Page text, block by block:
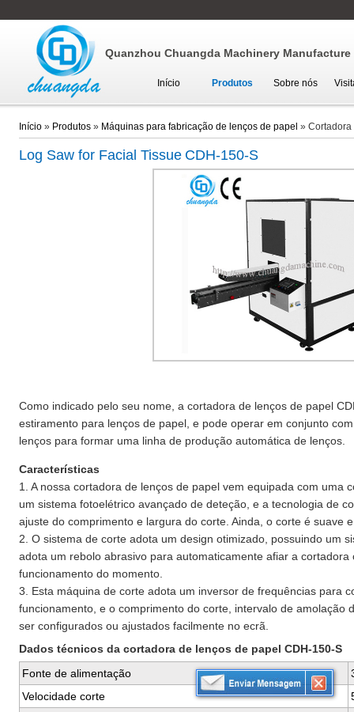
Quanzhou Chuangda Machinery Manufacture
Início Produtos Sobre nós
Início» Produtos» Máquinas para fabricação de lenços de papel » Cortadora
Log Saw for Facial Tissue CDH-150-S
Como indicado pelo seu nome, a cortadora de lenços de papel
estiramento para lenços de papel, e pode operar em conjunto
lenços para formar uma linha de produção automática de lenços.
Características
1. A nossa cortadora de lenços de papel vem equipada com uma
um sistema fotoelétrico avançado de deteção, e a tecnologia de
ajuste do comprimento e largura do corte. Ainda, o corte é suave
2. O sistema de corte adota um design otimizado, possuindo um
adota um rebolo abrasivo para automaticamente afiar a cortadora
funcionamento do momento.
3. Esta máquina de corte adota um inversor de frequências para
funcionamento, e o comprimento do corte, intervalo de amolação
ser configurados ou ajustados facilmente no ecrã.
Dados técnicos da cortadora de lenços de papel CDH-150-S
Fonte de alimentação
Velocidade corte